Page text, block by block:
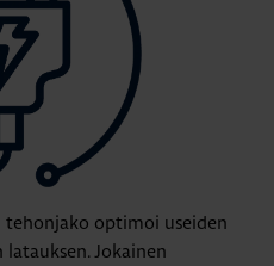
tehonjako optimoi useiden
Jokainen